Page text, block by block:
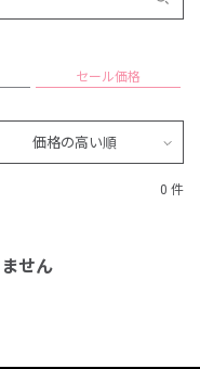
セール価格
価格の高い順
0 件
せん